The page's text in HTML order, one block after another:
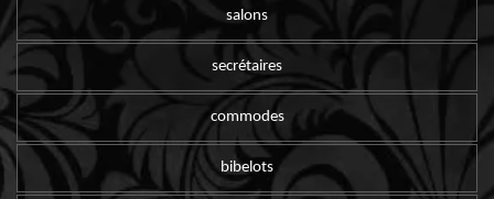
salons
secrétaires
commodes
bibelots